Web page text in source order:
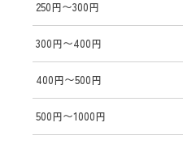
250円〜300円
300円〜400円
400円〜500円
500円〜1000円